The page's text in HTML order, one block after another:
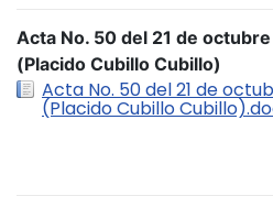
Acta No. 50 del 21 de
(Placido Cubillo Cubillo)
Acta No. 50 del 21 de
(Placido Cubillo